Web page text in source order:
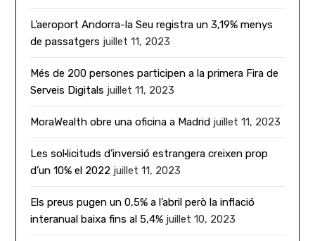
L’aeroport Andorra-la Seu registra un 3,19% menys
de passatgers juillet 11, 2023
Més de 200 persones participen a la primera Fira de
Serveis Digitals juillet 11, 2023
MoraWealth obre una oficina a Madrid juillet 11, 2023
Les sol·licituds d’inversió estrangera creixen prop
d’un 10% el 2022 juillet 11, 2023
Els preus pugen un 0,5% a l’abril però la inflació
interanual baixa fins al 5,4% juillet 10, 2023